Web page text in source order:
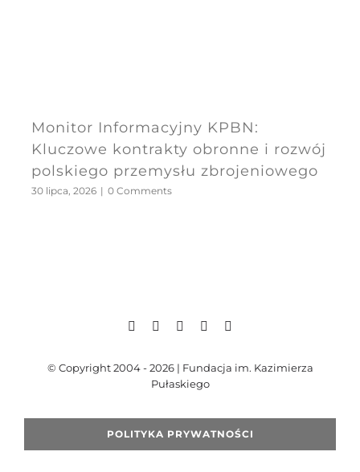
Monitor Informacyjny KPBN:
Kluczowe kontrakty obronne i rozwój
polskiego przemysłu zbrojeniowego
30 lipca, 2026 | 0 Comments
© Copyright 2004 - 2026 | Fundacja im. Kazimierza
Pułaskiego
POLITYKA PRYWATNOŚCI